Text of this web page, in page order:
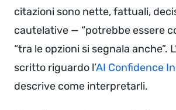
citazioni sono nette, fattuali,
cautelative — “potrebbe essere
“tra le opzioni si segnala anche”.
scritto riguardo l’AI Confidence
descrive come interpretarli.